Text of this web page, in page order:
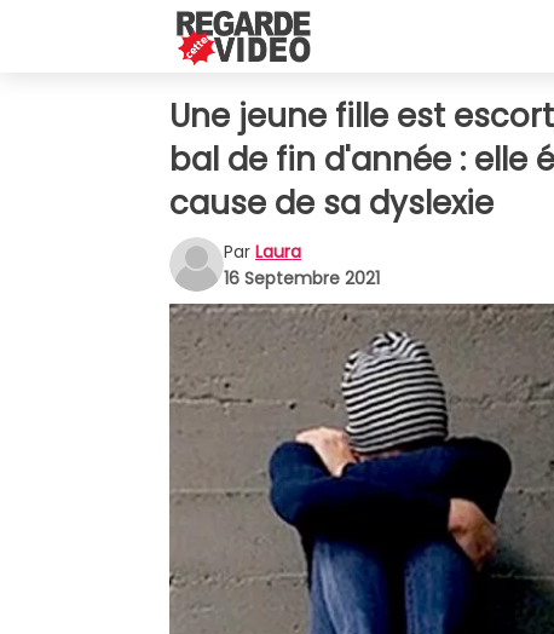
Une jeune fille est
bal de fin d'année :
cause de sa dyslexie
Par Laura
16 Septembre 2021